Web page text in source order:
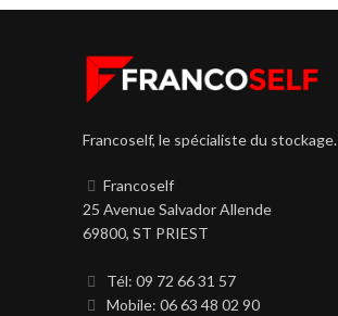
Francoself, le spécialiste du stockage.
Francoself
25 Avenue Salvador Allende
69800, ST PRIEST
Tél: 09 72 66 31 57
Mobile: 06 63 48 02 90